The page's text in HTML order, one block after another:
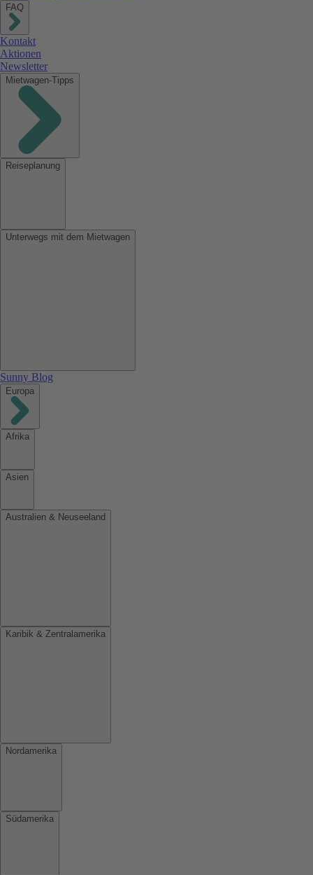
FAQ
Kontakt
Aktionen
Newsletter
Mietwagen-Tipps
Reiseplanung
Unterwegs mit dem Mietwagen
Sunny Blog
Europa
Afrika
Asien
Australien & Neuseeland
Karibik & Zentralamerika
Nordamerika
Südamerika